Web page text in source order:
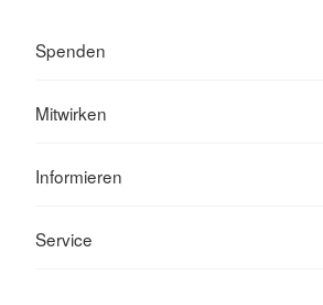
Spenden
Mitwirken
Informieren
Service